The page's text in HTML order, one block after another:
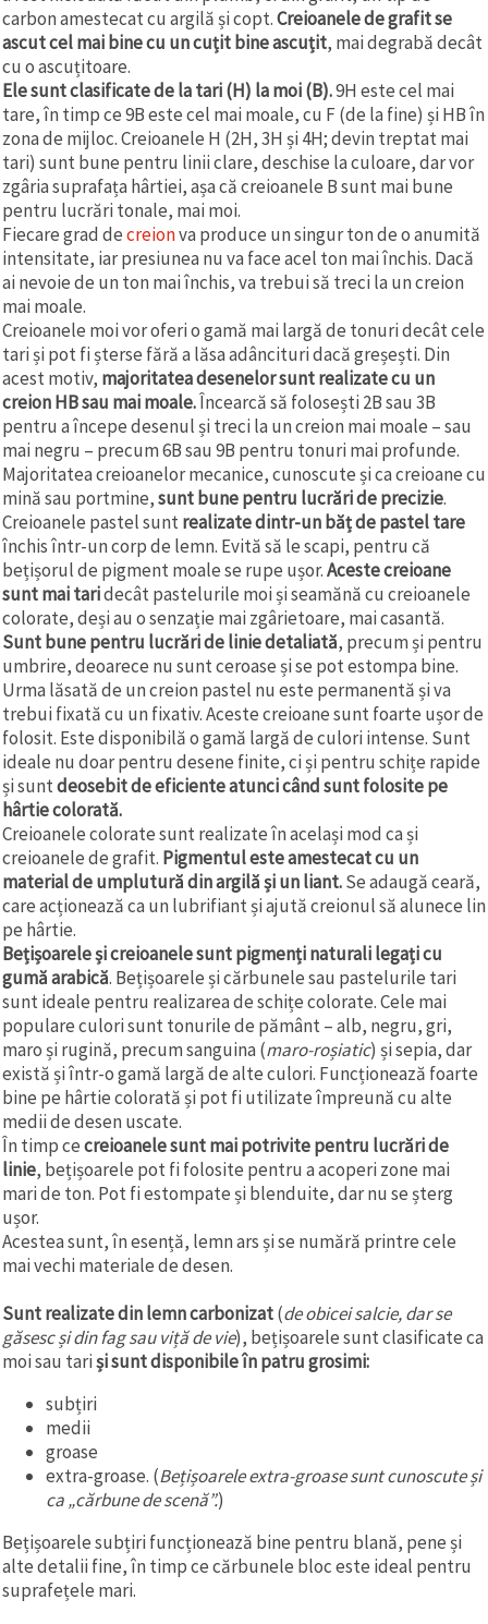
carbon amestecat cu argilă și copt.Creioanele de grafit se
ascut cel mai bine cu un cuțit bine ascuțit, mai degrabă decât
cu o ascuțitoare.
Ele sunt clasificate de la tari (H) la moi (B).9H este cel mai
tare, în timp ce 9B este cel mai moale, cu F (de la fine) și HB în
zona de mijloc. Creioanele H (2H, 3H și 4H; devin treptat mai
tari) sunt bune pentru linii clare, deschise la culoare, dar vor
zgâria suprafața hârtiei, așa că creioanele B sunt mai bune
pentru lucrări tonale, mai moi.
Fiecare grad decreionva produce un singur ton de o anumită
intensitate, iar presiunea nu va face acel ton mai închis. Dacă
ai nevoie de un ton mai închis, va trebui să treci la un creion
mai moale.
Creioanele moi vor oferi o gamă mai largă de tonuri decât cele
tari și pot fi șterse fără a lăsa adâncituri dacă greșești. Din
acest motiv, majoritatea desenelor sunt realizate cu un
creion HB sau mai moale.Încearcă să folosești 2B sau 3B
pentru a începe desenul și treci la un creion mai moale – sau
mai negru – precum 6B sau 9B pentru tonuri mai profunde.
Majoritatea creioanelor mecanice, cunoscute și ca creioane cu
mină sau portmine,sunt bune pentru lucrări de precizie.
Creioanele pastel suntrealizate dintr-un băț de pastel tare
închis într-un corp de lemn. Evită să le scapi, pentru că
bețișorul de pigment moale se rupe ușor.Aceste creioane
sunt mai taridecât pastelurile moi și seamănă cu creioanele
colorate, deși au o senzație mai zgârietoare, mai casantă.
Sunt bune pentru lucrări de linie detaliată, precum și pentru
umbrire, deoarece nu sunt ceroase și se pot estompa bine.
Urma lăsată de un creion pastel nu este permanentă și va
trebui fixată cu un fixativ. Aceste creioane sunt foarte ușor de
folosit. Este disponibilă o gamă largă de culori intense. Sunt
ideale nu doar pentru desene finite, ci și pentru schițe rapide
și suntdeosebit de eficiente atunci când sunt folosite pe
hârtie colorată.
Creioanele colorate sunt realizate în același mod ca și
creioanele de grafit. Pigmentul este amestecat cu un
material de umplutură din argilă și un liant.Se adaugă ceară,
care acționează ca un lubrifiant și ajută creionul să alunece lin
pe hârtie.
Bețișoarele și creioanele sunt pigmenți naturali legați cu
gumă arabică. Bețișoarele și cărbunele sau pastelurile tari
sunt ideale pentru realizarea de schițe colorate. Cele mai
populare culori sunt tonurile de pământ – alb, negru, gri,
maro și rugină, precum sanguina (maro-roșiatic) și sepia, dar
există și într-o gamă largă de alte culori. Funcționează foarte
bine pe hârtie colorată și pot fi utilizate împreună cu alte
medii de desen uscate.
În timp cecreioanele sunt mai potrivite pentru lucrări de
linie, bețișoarele pot fi folosite pentru a acoperi zone mai
mari de ton. Pot fi estompate și blenduite, dar nu se șterg
ușor.
Acestea sunt, în esență, lemn ars și se numără printre cele
mai vechi materiale de desen.
Sunt realizate din lemn carbonizat(de obicei salcie, dar se
găsesc și din fag sau viță de vie), bețișoarele sunt clasificate ca
moi sau tariși sunt disponibile în patru grosimi:
subțiri
medii
groase
extra-groase. (Bețișoarele extra-groase sunt cunoscute și
ca „cărbune de scenă”.)
Bețișoarele subțiri funcționează bine pentru blană, pene și
alte detalii fine, în timp ce cărbunele bloc este ideal pentru
suprafețele mari.